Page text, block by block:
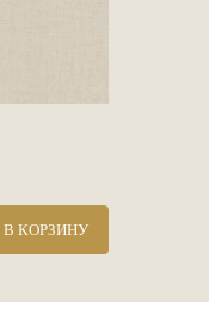
В КОРЗИНУ